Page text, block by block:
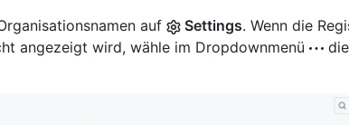
auf
Settings. Wenn die
angezeigt wird, wähle im Dropdownmenü